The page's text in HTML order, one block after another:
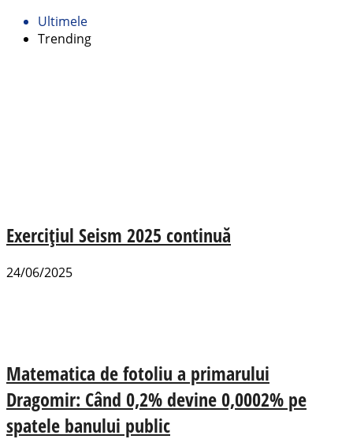
Ultimele
Trending
Exercițiul Seism 2025 continuă
24/06/2025
Matematica de fotoliu a primarului
Dragomir: Când 0,2% devine 0,0002% pe
spatele banului public